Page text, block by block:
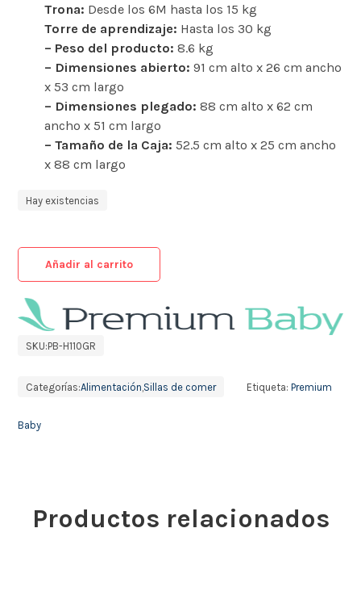
Trona: Desde los 6M hasta los 15 kg
Torre de aprendizaje: Hasta los 30 kg
– Peso del producto: 8.6 kg
– Dimensiones abierto: 91 cm alto x 26 cm ancho
x 53 cm largo
– Dimensiones plegado: 88 cm alto x 62 cm
ancho x 51 cm largo
– Tamaño de la Caja: 52.5 cm alto x 25 cm ancho
x 88 cm largo
Hay existencias
Añadir al carrito
SKU:PB-H110GR
Categorías:Alimentación Sillas de comer Etiqueta: Premium
Baby
Productos relacionados